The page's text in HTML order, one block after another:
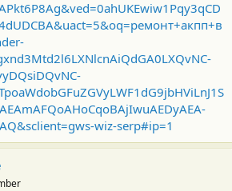
wiz-serp#ip=1